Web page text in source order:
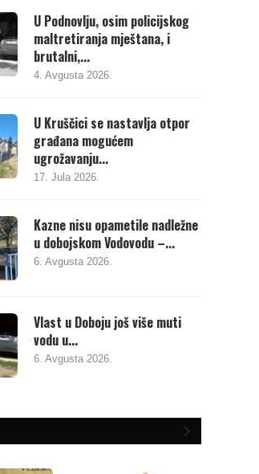
U Podnovlju, osim policijskog
maltretiranja mještana, i
brutalni,...
4. Avgusta 2026.
U Kruščici se nastavlja otpor
građana mogućem
ugrožavanju...
17. Jula 2026.
Kazne nisu opametile nadležne
u dobojskom Vodovodu –...
6. Avgusta 2026.
Vlast u Doboju još više muti
vodu u...
6. Avgusta 2026.